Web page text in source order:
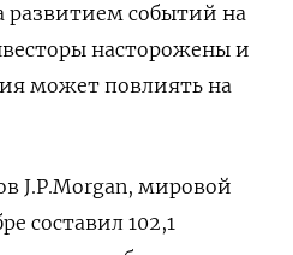
развитием событий на
насторожены и
может повлиять на
J.P.Morgan, мировой
составил 102,1